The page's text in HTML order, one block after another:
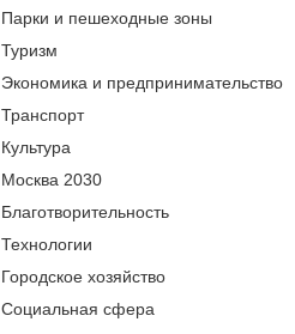
Парки и пешеходные зоны
Туризм
Экономика и предпринимательство
Транспорт
Культура
Москва 2030
Благотворительность
Технологии
Городское хозяйство
Социальная сфера